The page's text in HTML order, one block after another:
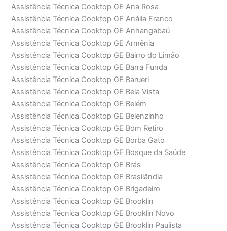
Assistência Técnica Cooktop GE Ana Rosa
Assistência Técnica Cooktop GE Anália Franco
Assistência Técnica Cooktop GE Anhangabaú
Assistência Técnica Cooktop GE Armênia
Assistência Técnica Cooktop GE Bairro do Limão
Assistência Técnica Cooktop GE Barra Funda
Assistência Técnica Cooktop GE Barueri
Assistência Técnica Cooktop GE Bela Vista
Assistência Técnica Cooktop GE Belém
Assistência Técnica Cooktop GE Belenzinho
Assistência Técnica Cooktop GE Bom Retiro
Assistência Técnica Cooktop GE Borba Gato
Assistência Técnica Cooktop GE Bosque da Saúde
Assistência Técnica Cooktop GE Brás
Assistência Técnica Cooktop GE Brasilândia
Assistência Técnica Cooktop GE Brigadeiro
Assistência Técnica Cooktop GE Brooklin
Assistência Técnica Cooktop GE Brooklin Novo
Assistência Técnica Cooktop GE Brooklin Paulista